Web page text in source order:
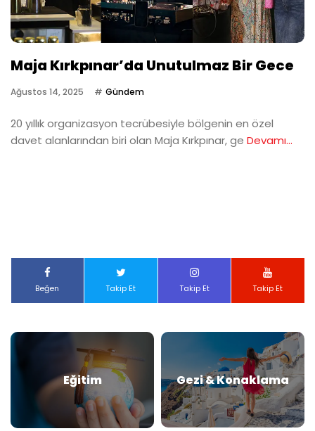
Maja Kırkpınar’da Unutulmaz Bir Gece
Ağustos 14, 2025 Gündem
20 yıllık organizasyon tecrübesiyle bölgenin en özel
davet alanlarından biri olan Maja Kırkpınar, ge Devamı...
Beğen Takip Et Takip Et Takip Et
Eğitim Gezi & Konaklama